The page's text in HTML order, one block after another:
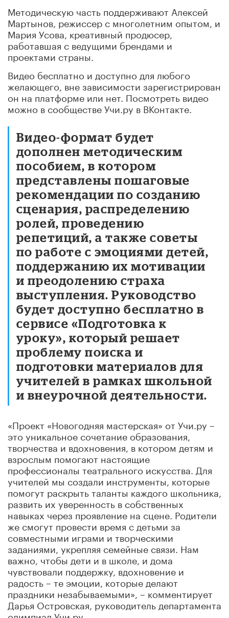
Методическую часть поддерживают Алексей
Мартынов, режиссер с многолетним опытом, и
Мария Усова, креативный продюсер,
работавшая с ведущими брендами и
проектами страны.
Видео бесплатно и доступно для любого
желающего, вне зависимости зарегистрирован
он на платформе или нет. Посмотреть видео
можно в сообществе Учи.ру в ВКонтакте.
Видео-формат будет
дополнен методическим
пособием, в котором
представлены пошаговые
рекомендации по созданию
сценария, распределению
ролей, проведению
репетиций, а также советы
по работе с эмоциями детей,
поддержанию их мотивации
и преодолению страха
выступления. Руководство
будет доступно бесплатно в
сервисе «Подготовка к
уроку», который решает
проблему поиска и
подготовки материалов для
учителей в рамках школьной
и внеурочной деятельности.
«Проект «Новогодняя мастерская» от Учи.ру –
это уникальное сочетание образования,
творчества и вдохновения, в котором детям и
взрослым помогают настоящие
профессионалы театрального искусства. Для
учителей мы создали инструменты, которые
помогут раскрыть таланты каждого школьника,
развить их уверенность в собственных
навыках через проявление на сцене. Родители
же смогут провести время с детьми за
совместными играми и творческими
заданиями, укрепляя семейные связи. Нам
важно, чтобы дети и в школе, и дома
чувствовали поддержку, вдохновение и
радость – те эмоции, которые делают
праздники незабываемыми», – комментирует
Дарья Островская, руководитель департамента